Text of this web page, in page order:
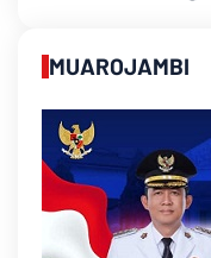
MUAROJAMBI